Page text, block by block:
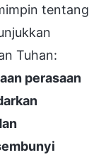
tentang
Tuhan:
perasaan